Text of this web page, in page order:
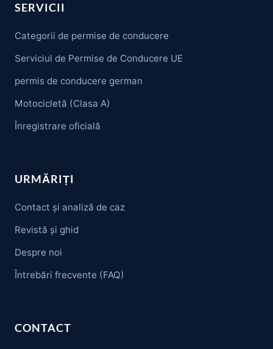
SERVICII
Categorii de permise de conducere
Serviciul de Permise de Conducere UE
permis de conducere german
Motocicletă (Clasa A)
Înregistrare oficială
URMĂRIȚI
Contact și analiză de caz
Revistă și ghid
Despre noi
Întrebări frecvente (FAQ)
CONTACT